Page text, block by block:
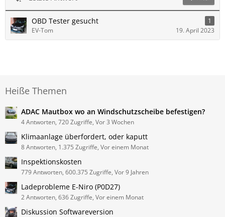
OBD Tester gesucht
1
EV-Tom
19. April 2023
Heiße Themen
ADAC Mautbox wo an Windschutzscheibe befestigen?
4 Antworten, 720 Zugriffe, Vor 3 Wochen
Klimaanlage überfordert, oder kaputt
8 Antworten, 1.375 Zugriffe, Vor einem Monat
Inspektionskosten
779 Antworten, 600.375 Zugriffe, Vor 9 Jahren
Ladeprobleme E-Niro (P0D27)
2 Antworten, 636 Zugriffe, Vor einem Monat
Diskussion Softwareversion